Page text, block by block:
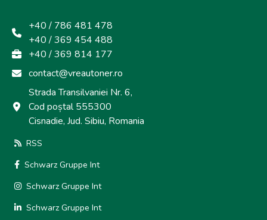
+40 / 786 481 478
+40 / 369 454 488
+40 / 369 814 177
contact@vreautoner.ro
Strada Transilvaniei Nr. 6,
Cod poștal 555300
Cisnadie, Jud. Sibiu, Romania
RSS
Schwarz Gruppe Int
Schwarz Gruppe Int
Schwarz Gruppe Int